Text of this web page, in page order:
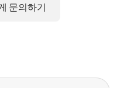
문의하기